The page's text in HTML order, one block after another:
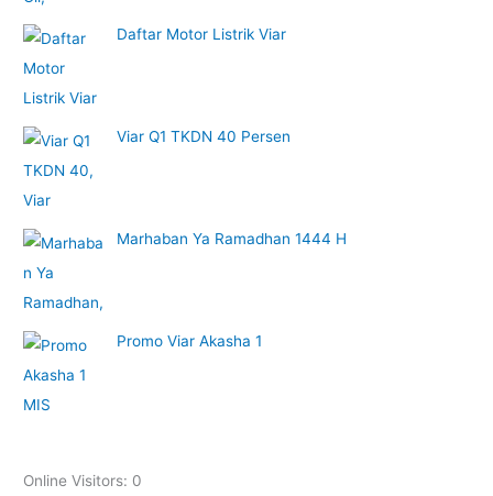
Daftar Motor Listrik Viar
Viar Q1 TKDN 40 Persen
Marhaban Ya Ramadhan 1444 H
Promo Viar Akasha 1
Online Visitors: 0